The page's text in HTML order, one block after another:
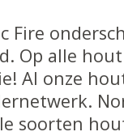
Fire
Op alle
Al onze
soorten